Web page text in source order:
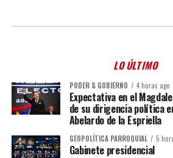
LO ÚLTIMO
PODER & GOBIERNO 4 horas ago
Expectativa en el
de su dirigencia política
Abelardo de la Espriella
GEOPOLÍTICA PARROQUIAL 5
Gabinete presidencial